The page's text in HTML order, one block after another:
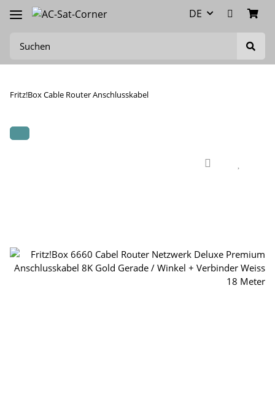
DE
Fritz!Box Cable Router Anschlusskabel